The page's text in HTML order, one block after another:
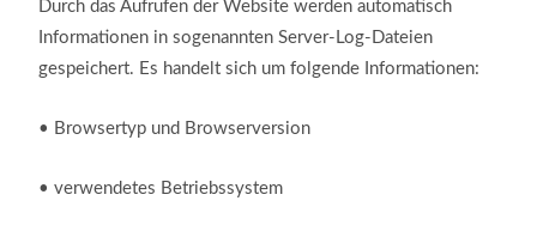
Durch das Aufrufen der Website werden automatisch
Informationen in sogenannten Server-Log-Dateien
gespeichert. Es handelt sich um folgende Informationen:
• Browsertyp und Browserversion
• verwendetes Betriebssystem